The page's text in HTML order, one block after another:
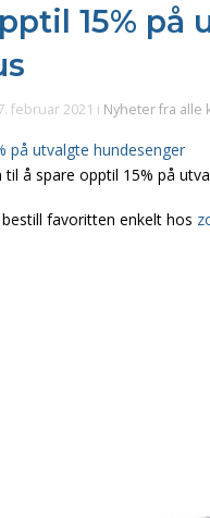
15% på
februar 2021 i Nyheter fra alle
på utvalgte hundesenger
å spare opptil 15% på
favoritten enkelt hos